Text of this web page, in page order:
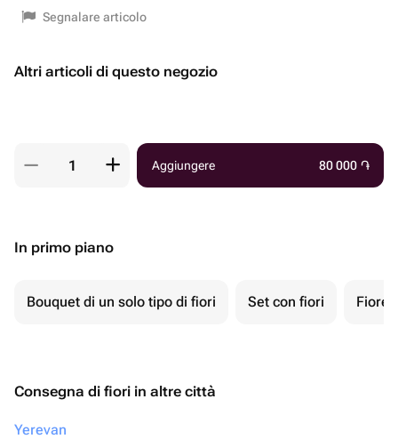
Segnalare articolo
Altri articoli di questo negozio
Aggiungere 80 000 ֏
In primo piano
Bouquet di un solo tipo di fiori Set con fiori Fiore
Consegna di fiori in altre città
Yerevan